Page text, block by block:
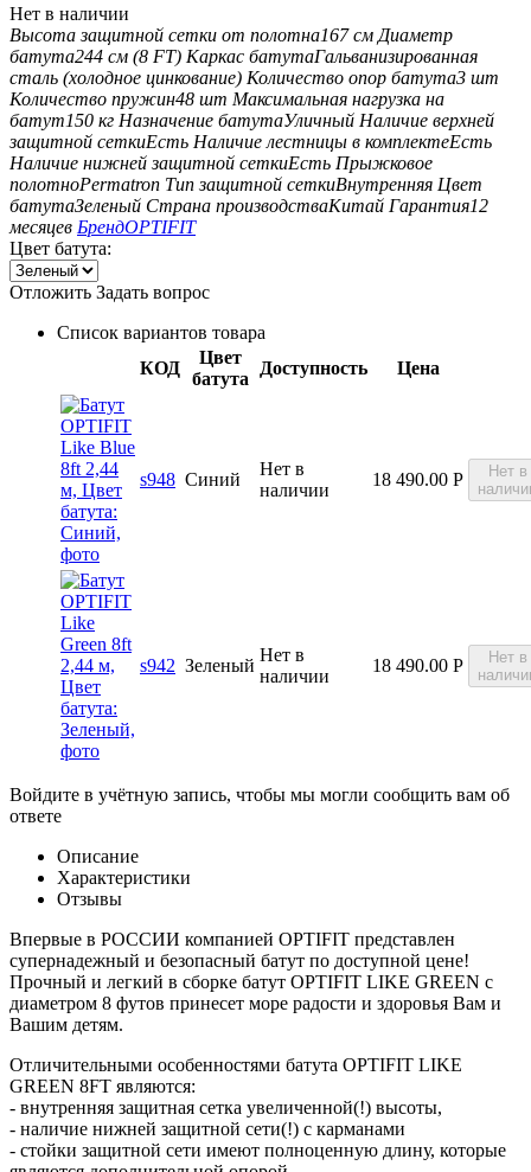
Нет в наличии
Высота защитной сетки от полотна167 см Диаметр
батута244 см (8 FT) Каркас батутаГальванизированная
сталь (холодное цинкование) Количество опор батута3 шт
Количество пружин48 шт Максимальная нагрузка на
батут150 кг Назначение батутаУличный Наличие верхней
защитной сеткиЕсть Наличие лестницы в комплектеЕсть
Наличие нижней защитной сеткиЕсть Прыжковое
полотноPermatron Тип защитной сеткиВнутренняя Цвет
батутаЗеленый Страна производстваКитай Гарантия12
месяцев БрендOPTIFIT
Цвет батута:
Отложить Задать вопрос
Список вариантов товара
КОД
Цвет
батута
Доступность Цена
s948 Синий
Нет в
наличии
18 490.00 Р
Нет в
s942 Зеленый
Нет в
наличии
18 490.00 Р
Нет в
Войдите в учётную запись, чтобы мы могли сообщить вам об
ответе
Описание
Характеристики
Отзывы
Впервые в РОССИИ компанией OPTIFIT представлен
супернадежный и безопасный батут по доступной цене!
Прочный и легкий в сборке батут OPTIFIT LIKE GREEN с
диаметром 8 футов принесет море радости и здоровья Вам и
Вашим детям.
Отличительными особенностями батута OPTIFIT LIKE
GREEN 8FT являются:
- внутренняя защитная сетка увеличенной(!) высоты,
- наличие нижней защитной сети(!) с карманами
- стойки защитной сети имеют полноценную длину, которые